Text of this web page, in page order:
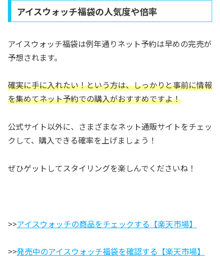
アイスウォッチ福袋の人気度や倍率
アイスウォッチ福袋は例年通りネット予約は早めの完売が
予想されます。
確実に手に入れたい！という方は、しっかりと事前に情報
を集めてネット予約での購入がおすすめですよ！
公式サイト以外に、さまざまなネット通販サイトをチェッ
クして、購入できる確率を上げましょう！
ぜひゲットしてスタイリングを楽しんでくださいね！
>>アイスウォッチの商品をチェックする【楽天市場】
>>発売中のアイスウォッチ福袋を確認する【楽天市場】